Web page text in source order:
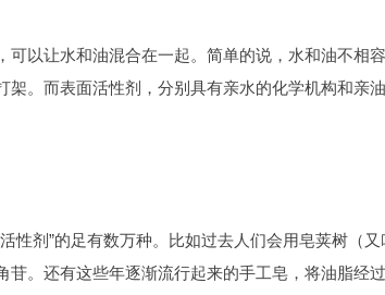
以让水和油混合在一起。简单的说，水和油不相容
。而表面活性剂，分别具有亲水的化学机构和亲
性剂”的足有数万种。比如过去人们会用皂荚树（又
。还有这些年逐渐流行起来的手工皂，将油脂经